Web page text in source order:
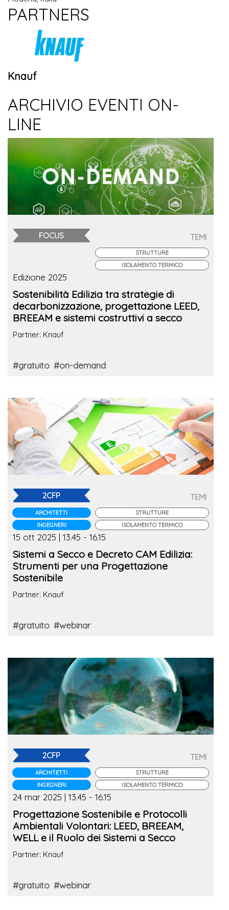
PARTNERS
Knauf
ARCHIVIO EVENTI ON-
LINE
FOCUS TEMI
STRUTTURE
ISOLAMENTO TERMICO
Edizione 2025
Sostenibilità Edilizia tra strategie di
decarbonizzazione, progettazione LEED,
BREEAM e sistemi costruttivi a secco
Partner: Knauf
#gratuito #on-demand
2CFP
ARCHITETTI
INGEGNERI
TEMI
STRUTTURE
ISOLAMENTO TERMICO
15 ott 2025 | 13.45 - 16.15
Sistemi a Secco e Decreto CAM Edilizia:
Strumenti per una Progettazione
Sostenibile
Partner: Knauf
#gratuito #webinar
2CFP
ARCHITETTI
INGEGNERI
TEMI
STRUTTURE
ISOLAMENTO TERMICO
24 mar 2025 | 13.45 - 16.15
Progettazione Sostenibile e Protocolli
Ambientali Volontari: LEED, BREEAM,
WELL e il Ruolo dei Sistemi a Secco
Partner: Knauf
#gratuito #webinar